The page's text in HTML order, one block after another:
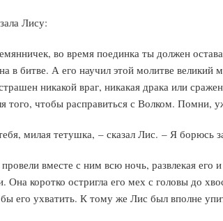
Лису:
во время поединка ты должен
в битве. А его научил этой молитве
никакой враг, никакая драка или
того, чтобы расправиться с Волком. Помни,
милая тетушка, – сказал Лис. – Я борюсь
вместе с ним всю ночь, развлекая его
Она коротко остригла его мех с головы до
его ухватить. К тому же Лис был вполне